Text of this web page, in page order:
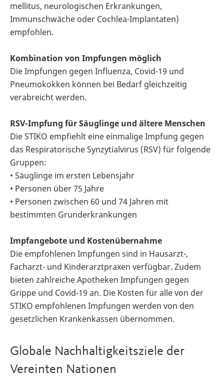
mellitus, neurologischen Erkrankungen,
Immunschwäche oder Cochlea-Implantaten)
empfohlen.
Kombination von Impfungen möglich
Die Impfungen gegen Influenza, Covid-19 und
Pneumokokken können bei Bedarf gleichzeitig
verabreicht werden.
RSV-Impfung für Säuglinge und ältere Menschen
Die STIKO empfiehlt eine einmalige Impfung gegen
das Respiratorische Synzytialvirus (RSV) für folgende
Gruppen:
• Säuglinge im ersten Lebensjahr
• Personen über 75 Jahre
• Personen zwischen 60 und 74 Jahren mit
bestimmten Grunderkrankungen
Impfangebote und Kostenübernahme
Die empfohlenen Impfungen sind in Hausarzt-,
Facharzt- und Kinderarztpraxen verfügbar. Zudem
bieten zahlreiche Apotheken Impfungen gegen
Grippe und Covid-19 an. Die Kosten für alle von der
STIKO empfohlenen Impfungen werden von den
gesetzlichen Krankenkassen übernommen.
Globale Nachhaltigkeitsziele der
Vereinten Nationen